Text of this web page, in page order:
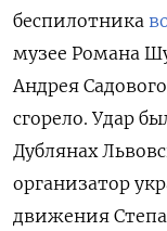
беспилотника
музее Романа
Андрея
сгорело. Удар
Дублянах
организатор
движения